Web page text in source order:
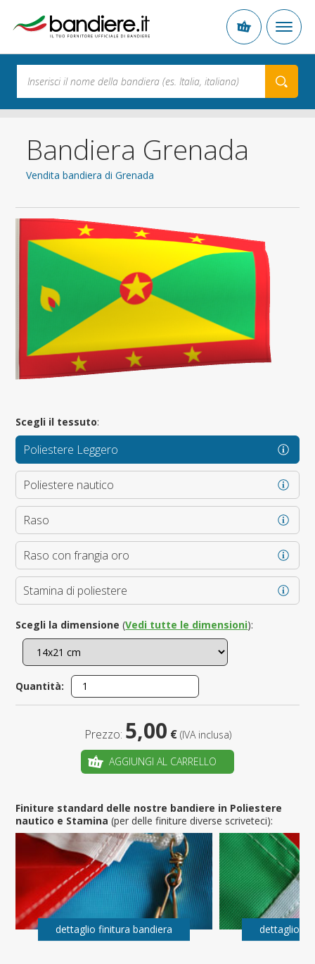
Bandiera Grenada
Vendita bandiera di Grenada
Scegli il tessuto:
Poliestere Leggero
Poliestere nautico
Raso
Raso con frangia oro
Stamina di poliestere
Scegli la dimensione (Vedi tutte le dimensioni):
Quantità:
Prezzo: 5,00 € (IVA inclusa)
AGGIUNGI AL CARRELLO
Finiture standard delle nostre bandiere in Poliestere
nautico e Stamina(per delle finiture diverse scriveteci):
dettaglio finitura bandiera dettaglio